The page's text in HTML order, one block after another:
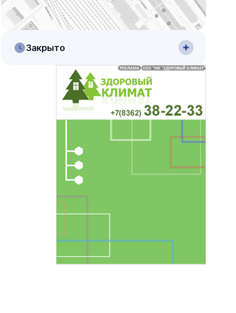
16 марта 17:00
Василий Дубровин: как продлить
мужское долголетие
Здоровье и медицина
Закрыто